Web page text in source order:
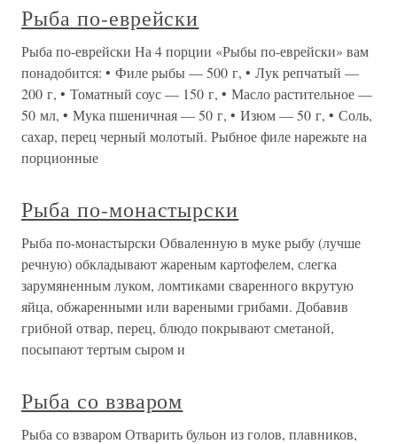
Рыба по-еврейски
Рыба по-еврейски На 4 порции «Рыбы по-еврейски» вам
понадобится: • Филе рыбы — 500 г, • Лук репчатый —
200 г, • Томатный соус — 150 г, • Масло растительное —
50 мл, • Мука пшеничная — 50 г, • Изюм — 50 г, • Соль,
сахар, перец черный молотый. Рыбное филе нарежьте на
порционные
Рыба по-монастырски
Рыба по-монастырски Обваленную в муке рыбу (лучше
речную) обкладывают жареным картофелем, слегка
зарумяненным луком, ломтиками сваренного вкрутую
яйца, обжаренными или вареными грибами. Добавив
грибной отвар, перец, блюдо покрывают сметаной,
посыпают тертым сыром и
Рыба со взваром
Рыба со взваром Отварить бульон из голов, плавников,